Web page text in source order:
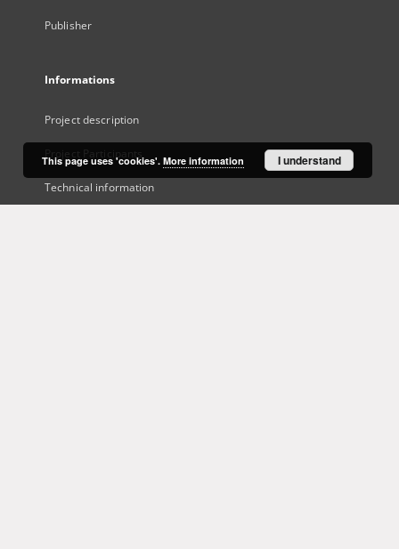
Publisher
Informations
Project description
Project Participants
Technical information
This page uses 'cookies'. More information I understand